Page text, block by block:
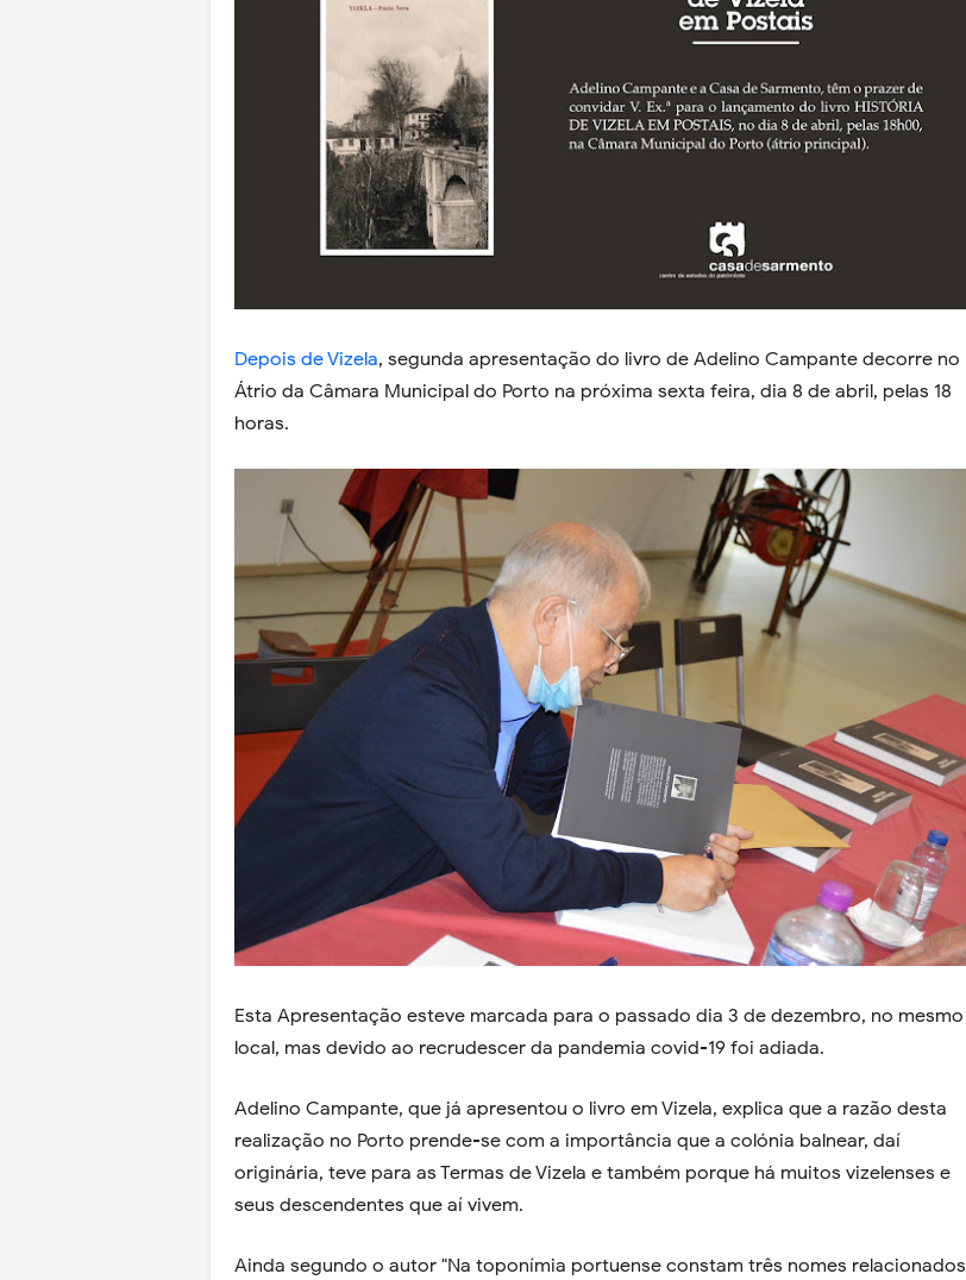
Depois de Vizela, segunda apresentação do livro de Adelino Campante decorre no
Átrio da Câmara Municipal do Porto na próxima sexta feira, dia 8 de abril, pelas 18
horas.
Esta Apresentação esteve marcada para o passado dia 3 de dezembro, no mesmo
local, mas devido ao recrudescer da pandemia covid-19 foi adiada.
Adelino Campante, que já apresentou o livro em Vizela, explica que a razão desta
realização no Porto prende-se com a importância que a colónia balnear, daí
originária, teve para as Termas de Vizela e também porque há muitos vizelenses e
seus descendentes que aí vivem.
Ainda segundo o autor "Na toponímia portuense constam três nomes relacionados